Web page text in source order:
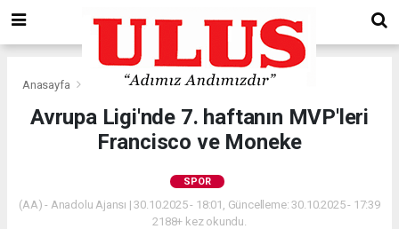
Anasayfa
Avrupa Ligi'nde 7. haftanın MVP'leri
Francisco ve Moneke
SPOR
(AA) - Anadolu Ajansı | 30.10.2025 - 18:01, Güncelleme: 30.10.2025 - 17:39
2188+ kez okundu.